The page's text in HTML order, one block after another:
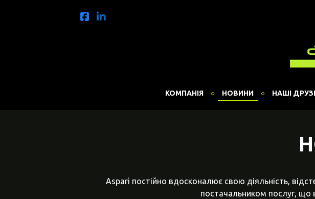
КОМПАНІЯ НОВИНИ НАШІ ДРУЗІ
Aspari постійно вдосконалює свою діяльність,
постачальником послуг, що